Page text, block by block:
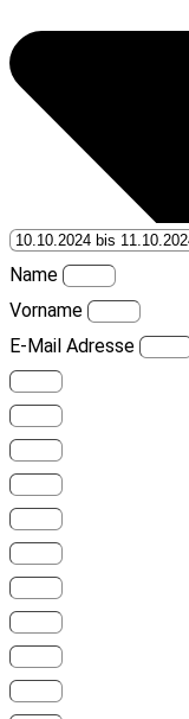
Name
Vorname
E-Mail Adresse